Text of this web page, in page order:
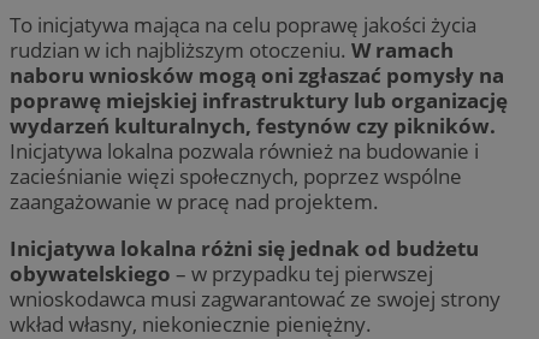
To inicjatywa mająca na celu poprawę jakości życia
rudzian w ich najbliższym otoczeniu. W ramach
naboru wniosków mogą oni zgłaszać pomysły na
poprawę miejskiej infrastruktury lub organizację
wydarzeń kulturalnych, festynów czy pikników.
Inicjatywa lokalna pozwala również na budowanie i
zacieśnianie więzi społecznych, poprzez wspólne
zaangażowanie w pracę nad projektem.
Inicjatywa lokalna różni się jednak od budżetu
obywatelskiego – w przypadku tej pierwszej
wnioskodawca musi zagwarantować ze swojej strony
wkład własny, niekoniecznie pieniężny.